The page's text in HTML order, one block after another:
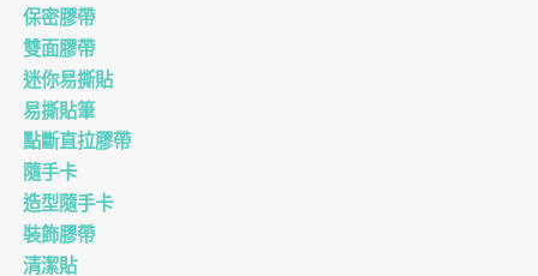
保密膠帶
雙面膠帶
迷你易撕貼
易撕貼筆
點斷直拉膠帶
隨手卡
造型隨手卡
裝飾膠帶
清潔貼